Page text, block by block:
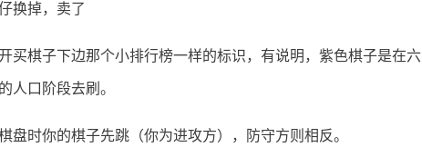
换掉，卖了
买棋子下边那个小排行榜一样的标识，有说明，紫色棋子是在六
人口阶段去刷。
时你的棋子先跳（你为进攻方），防守方则相反。